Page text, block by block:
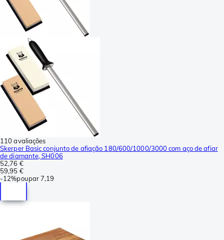
110 avaliações
Skerper Basic conjunto de afiação 180/600/1000/3000 com aço de afiar
de diamante, SH006
52,76 €
59,95 €
-12%poupar7,19